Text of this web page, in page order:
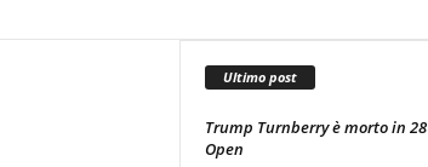
Ultimo post
Trump Turnberry è morto in 28
Open